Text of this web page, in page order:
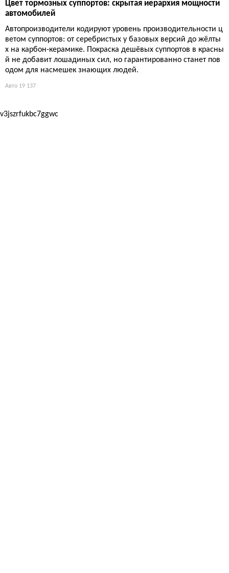
Цвет тормозных суппортов: скрытая иерархия мощности
автомобилей
Автопроизводители кодируют уровень производительности ц
ветом суппортов: от серебристых у базовых версий до жёлты
х на карбон-керамике. Покраска дешёвых суппортов в красны
й не добавит лошадиных сил, но гарантированно станет пов
одом для насмешек знающих людей.
Авто 19 137
v3jszrfukbc7ggwc